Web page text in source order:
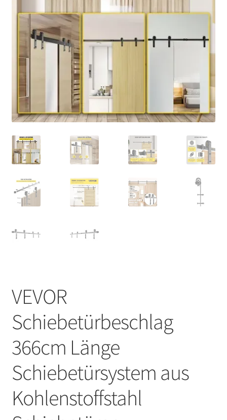
VEVOR
Schiebetürbeschlag
366cm Länge
Schiebetürsystem aus
Kohlenstoffstahl